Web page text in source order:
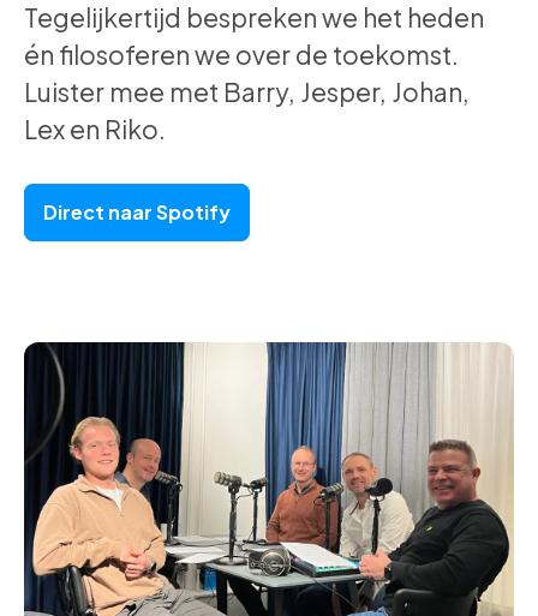
Tegelijkertijd bespreken we het heden
én filosoferen we over de toekomst.
Luister mee met Barry, Jesper, Johan,
Lex en Riko.
Direct naar Spotify